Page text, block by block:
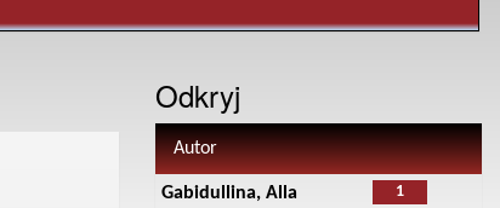
Odkryj
Autor
1
Gabidullina, Alla